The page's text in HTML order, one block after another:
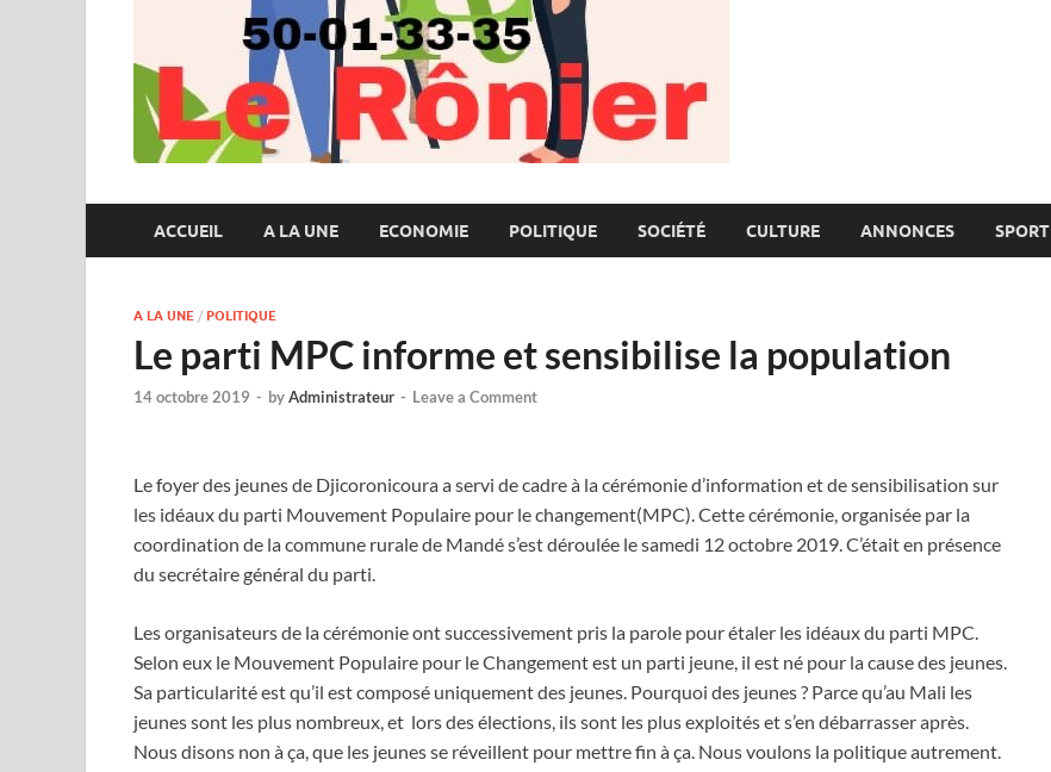
ACCUEIL A LA UNE ECONOMIE POLITIQUE SOCIÉTÉ CULTURE ANNONCES SPORT
A LA UNE / POLITIQUE
Le parti MPC informe et sensibilise la population
14 octobre 2019 - byAdministrateur - Leave a Comment
Le foyer des jeunes de Djicoronicoura a servi de cadre à la cérémonie d’information et de sensibilisation sur
les idéaux du parti Mouvement Populaire pour le changement(MPC). Cette cérémonie, organisée par la
coordination de la commune rurale de Mandé s’est déroulée le samedi 12 octobre 2019. C’était en présence
du secrétaire général du parti.
Les organisateurs de la cérémonie ont successivement pris la parole pour étaler les idéaux du parti MPC.
Selon eux le Mouvement Populaire pour le Changement est un parti jeune, il est né pour la cause des jeunes.
Sa particularité est qu’il est composé uniquement des jeunes. Pourquoi des jeunes ? Parce qu’au Mali les
jeunes sont les plus nombreux, et lors des élections, ils sont les plus exploités et s’en débarrasser après.
Nous disons non à ça, que les jeunes se réveillent pour mettre fin à ça. Nous voulons la politique autrement.